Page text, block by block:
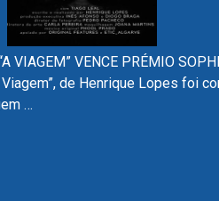
VIAGEM” VENCE PRÉMIO
Viagem”, de Henrique Lopes foi
…